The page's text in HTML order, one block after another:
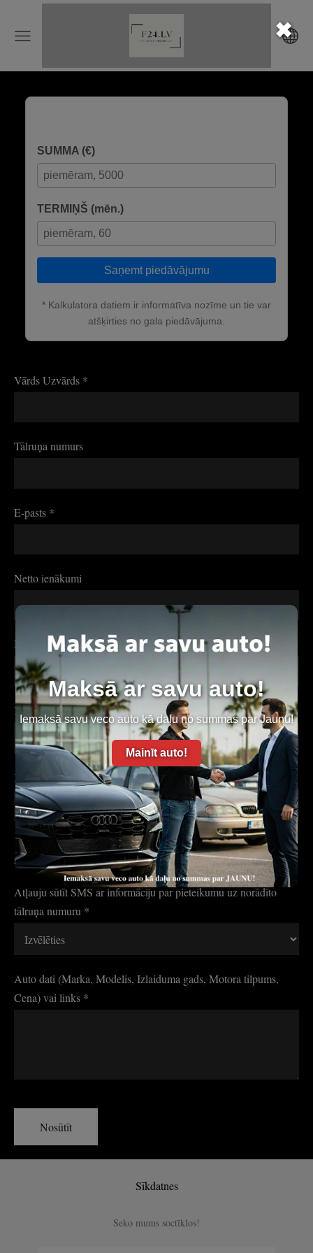
✖
Maksā ar savu auto!
Iemaksā savu veco auto kā daļu no summas par Jaunu!
Mainīt auto!
SUMMA (€)
TERMIŅŠ (mēn.)
Saņemt piedāvājumu
* Kalkulatora datiem ir informatīva nozīme un tie var
atšķirties no gala piedāvājuma.
Vārds Uzvārds *
Tālruņa numurs
E-pasts *
Netto ienākumi
Nepieciešama summa*
Kredītvēsture*
Komunikācijas valoda*
Esmu iepazinies (-usies) un piekritu datu apstrādes
noteikumiem*
Atļauju sūtīt SMS ar informāciju par pieteikumu uz norādīto
tālruņa numuru *
Auto dati (Marka, Modelis, Izlaiduma gads, Motora tilpums,
Cena) vai links *
Sīkdatnes
Seko mums soctīklos!